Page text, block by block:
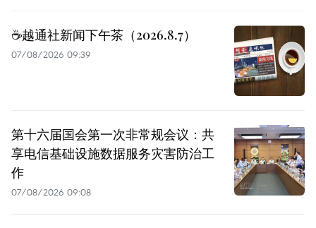
☕️越通社新闻下午茶（2026.8.7）
07/08/2026 09:39
第十六届国会第一次非常规会议：共
享电信基础设施数据服务灾害防治工
作
07/08/2026 09:08